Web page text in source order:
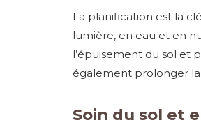
La planification est la
lumière, en eau et en
l’épuisement du sol et
également prolonger la
Soin du sol et